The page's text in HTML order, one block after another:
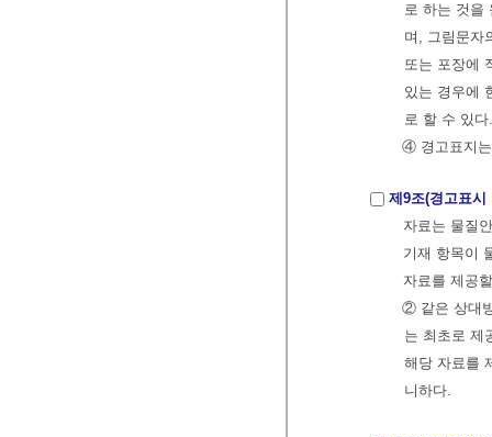
로 하는 것을
며, 그림문자
또는 포장에
있는 경우에
로 할 수 있
④ 경고표지는
제9조(경고표
자료는 물질
기재 항목이
자료를 제공
② 같은 상대
는 최초로 제
해당 자료를
니하다.